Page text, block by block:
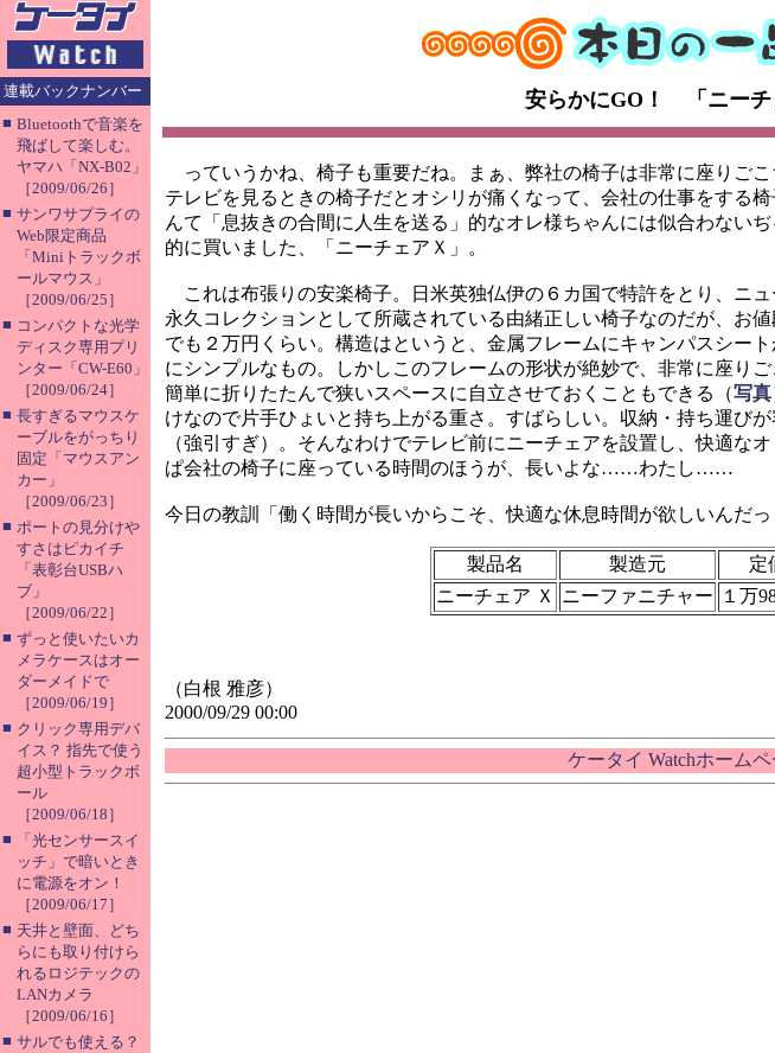
連載バックナンバー
■ Bluetoothで音楽を
飛ばして楽しむ。
ヤマハ「NX-B02」
［2009/06/26］
■ サンワサプライの
Web限定商品
「Miniトラックボ
ールマウス」
［2009/06/25］
■ コンパクトな光学
ディスク専用プリ
ンター「CW-E60」
［2009/06/24］
■ 長すぎるマウスケ
ーブルをがっちり
固定「マウスアン
カー」
［2009/06/23］
■ ポートの見分けや
すさはピカイチ
「表彰台USBハ
ブ」
［2009/06/22］
■ ずっと使いたいカ
メラケースはオー
ダーメイドで
［2009/06/19］
■ クリック専用デバ
イス？ 指先で使う
超小型トラックボ
ール
［2009/06/18］
■
「光センサースイ
ッチ」で暗いとき
に電源をオン！
［2009/06/17］
■ 天井と壁面、どち
らにも取り付けら
れるロジテックの
LANカメラ
［2009/06/16］
■ サルでも使える？
安らかにGO！ 「ニーチ
っていうかね、椅子も重要だね。まぁ、弊社の椅子は非常に座りご
テレビを見るときの椅子だとオシリが痛くなって、会社の仕事をする
んて「息抜きの合間に人生を送る」的なオレ様ちゃんには似合わない
的に買いました、「ニーチェアＸ」。
これは布張りの安楽椅子。日米英独仏伊の６カ国で特許をとり、ニ
永久コレクションとして所蔵されている由緒正しい椅子なのだが、お
でも２万円くらい。構造はというと、金属フレームにキャンパスシー
にシンプルなもの。しかしこのフレームの形状が絶妙で、非常に座り
簡単に折りたたんで狭いスペースに自立させておくこともできる（写真
けなので片手ひょいと持ち上がる重さ。すばらしい。収納・持ち運び
（強引すぎ）。そんなわけでテレビ前にニーチェアを設置し、快適
ぱ会社の椅子に座っている時間のほうが、長いよな……わたし……
今日の教訓「働く時間が長いからこそ、快適な休息時間が欲しいんだっ
製品名 製造元 定
ニーチェア Ｘ
ニーファニチャー １万
（白根 雅彦）
2000/09/29 00:00
ケータイ Watchホーム